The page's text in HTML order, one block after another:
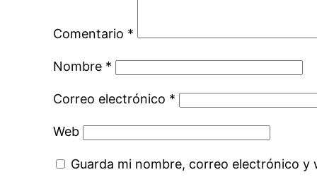
Comentario *
Nombre *
Correo electrónico *
Web
Guarda mi nombre, correo electrónico